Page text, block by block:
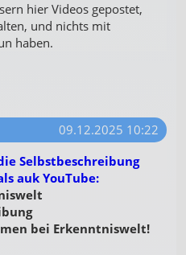
hier Videos gepostet,
und nichts mit
haben.
09.12.2025 10:22
Selbstbeschreibung
auk YouTube:
bei Erkenntniswelt!